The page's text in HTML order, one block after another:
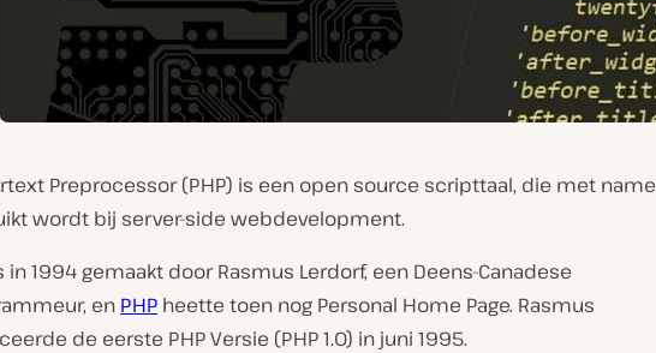
Preprocessor (PHP) is een open source scripttaal, die met name
wordt bij server-side webdevelopment.
in 1994 gemaakt door Rasmus Lerdorf, een Deens-Canadese
en PHP heette toen nog Personal Home Page. Rasmus
de eerste PHP Versie (PHP 1.0) in juni 1995.